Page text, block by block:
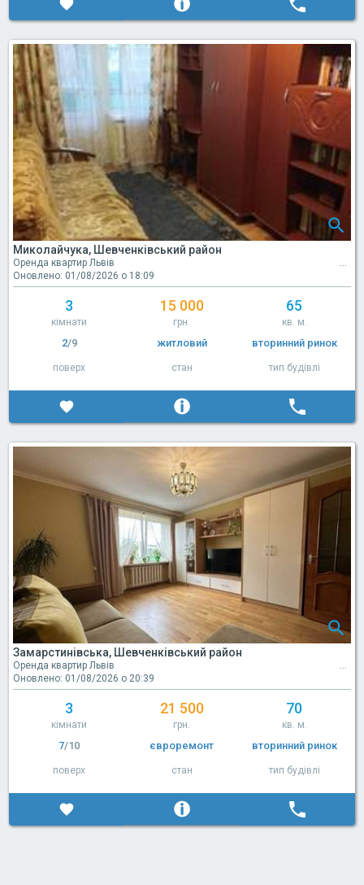
Миколайчука, Шевченківський район
Оренда квартир Львів
Оновлено: 01/08/2026 о 18:09
3
кімнати
15 000
грн.
65
кв. м.
2/9
поверх
житловий
стан
вторинний ринок
тип будівлі
Замарстинівська, Шевченківський район
Оренда квартир Львів
Оновлено: 01/08/2026 о 20:39
3
кімнати
21 500
грн.
70
кв. м.
7/10
поверх
євроремонт
стан
вторинний ринок
тип будівлі